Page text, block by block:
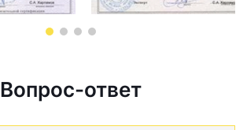
Вопрос-ответ